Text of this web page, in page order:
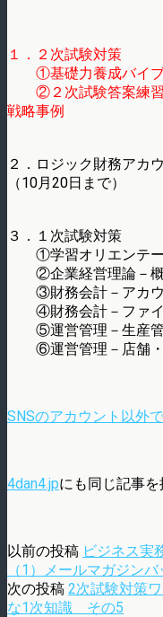
１．２次試験対策
①基礎力養成バイブ
②２次試験答案練習
戦略事例
２．ロジック財務アカ
（10月20日まで）
３．１次試験対策
①学習オリエンテー
②企業経営理論－
③財務会計－アカウ
④財務会計－ファイ
⑤運営管理－生産管
⑥運営管理－店舗・
SNSのアカウント以外
4dan4.jpにも同じ記事を
以前の投稿 ビジネス実
（1）メールマガジン
次の投稿 2次試験対策
な1次知識 その5